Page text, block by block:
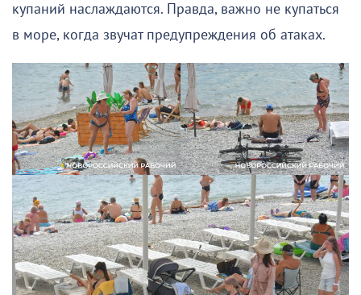
купаний наслаждаются. Правда, важно не купаться
в море, когда звучат предупреждения об атаках.